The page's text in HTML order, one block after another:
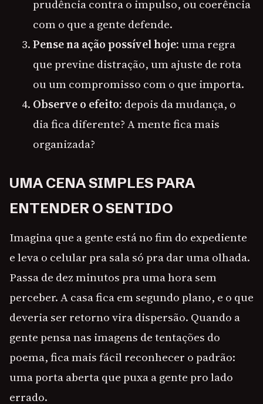
prudência contra o impulso, ou coerência
com o que a gente defende.
Pense na ação possível hoje:uma regra
que previne distração, um ajuste de rota
ou um compromisso com o que importa.
Observe o efeito: depois da mudança, o
dia fica diferente? A mente fica mais
organizada?
UMA CENA SIMPLES PARA
ENTENDER O SENTIDO
Imagina que a gente está no fim do expediente
e leva o celular pra sala só pra dar uma olhada.
Passa de dez minutos pra uma hora sem
perceber. A casa fica em segundo plano, e o que
deveria ser retorno vira dispersão. Quando a
gente pensa nas imagens de tentações do
poema, fica mais fácil reconhecer o padrão:
uma porta aberta que puxa a gente pro lado
errado.